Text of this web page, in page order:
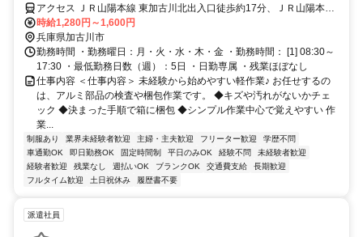
アクセス ＪＲ山陽本線 東加古川北出入口徒歩約17分、ＪＲ山陽本線
土山北口徒歩約35分、ＪＲ加古川線 加古川北口徒歩約63分 JR「東加
古川」駅から車5分
時給1,280円～1,600円
兵庫県加古川市
勤務時間 ・勤務曜日：月・火・水・木・金 ・勤務時間： [1] 08:30～
17:30 ・最低勤務日数（週）：5日 ・日勤専属 ・残業ほぼなし
仕事内容 ＜仕事内容＞ 未経験から始めやすい軽作業♪ お任せするの
は、アルミ部品の検査や梱包作業です。 ◆キズや汚れがないかチェ
ック ◆決まった手順で箱に梱包 ◆シンプル作業中心で覚えやすい 作
業...
制服あり 業界未経験者歓迎 主婦・主夫歓迎 フリーター歓迎
学歴不問
車通勤OK
即日勤務OK 固定時間制 平日のみOK 経験不問
未経験者歓迎
経験者歓迎
残業なし 週払いOK ブランクOK 交通費支給
長期歓迎
フルタイム歓迎
土日祝休み 履歴書不要
派遣社員